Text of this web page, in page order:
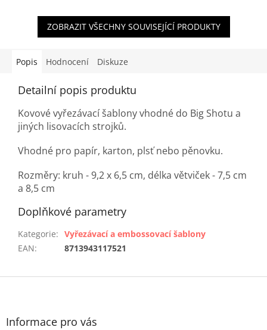
ZOBRAZIT VŠECHNY SOUVISEJÍCÍ PRODUKTY
Popis Hodnocení Diskuze
Detailní popis produktu
Kovové vyřezávací šablony vhodné do Big Shotu a
jiných lisovacích strojků.
Vhodné pro papír, karton, plsť nebo pěnovku.
Rozměry: kruh - 9,2 x 6,5 cm, délka větviček - 7,5 cm
a 8,5 cm
Doplňkové parametry
Kategorie: Vyřezávací a embossovací šablony
EAN: 8713943117521
Z
Informace pro vás